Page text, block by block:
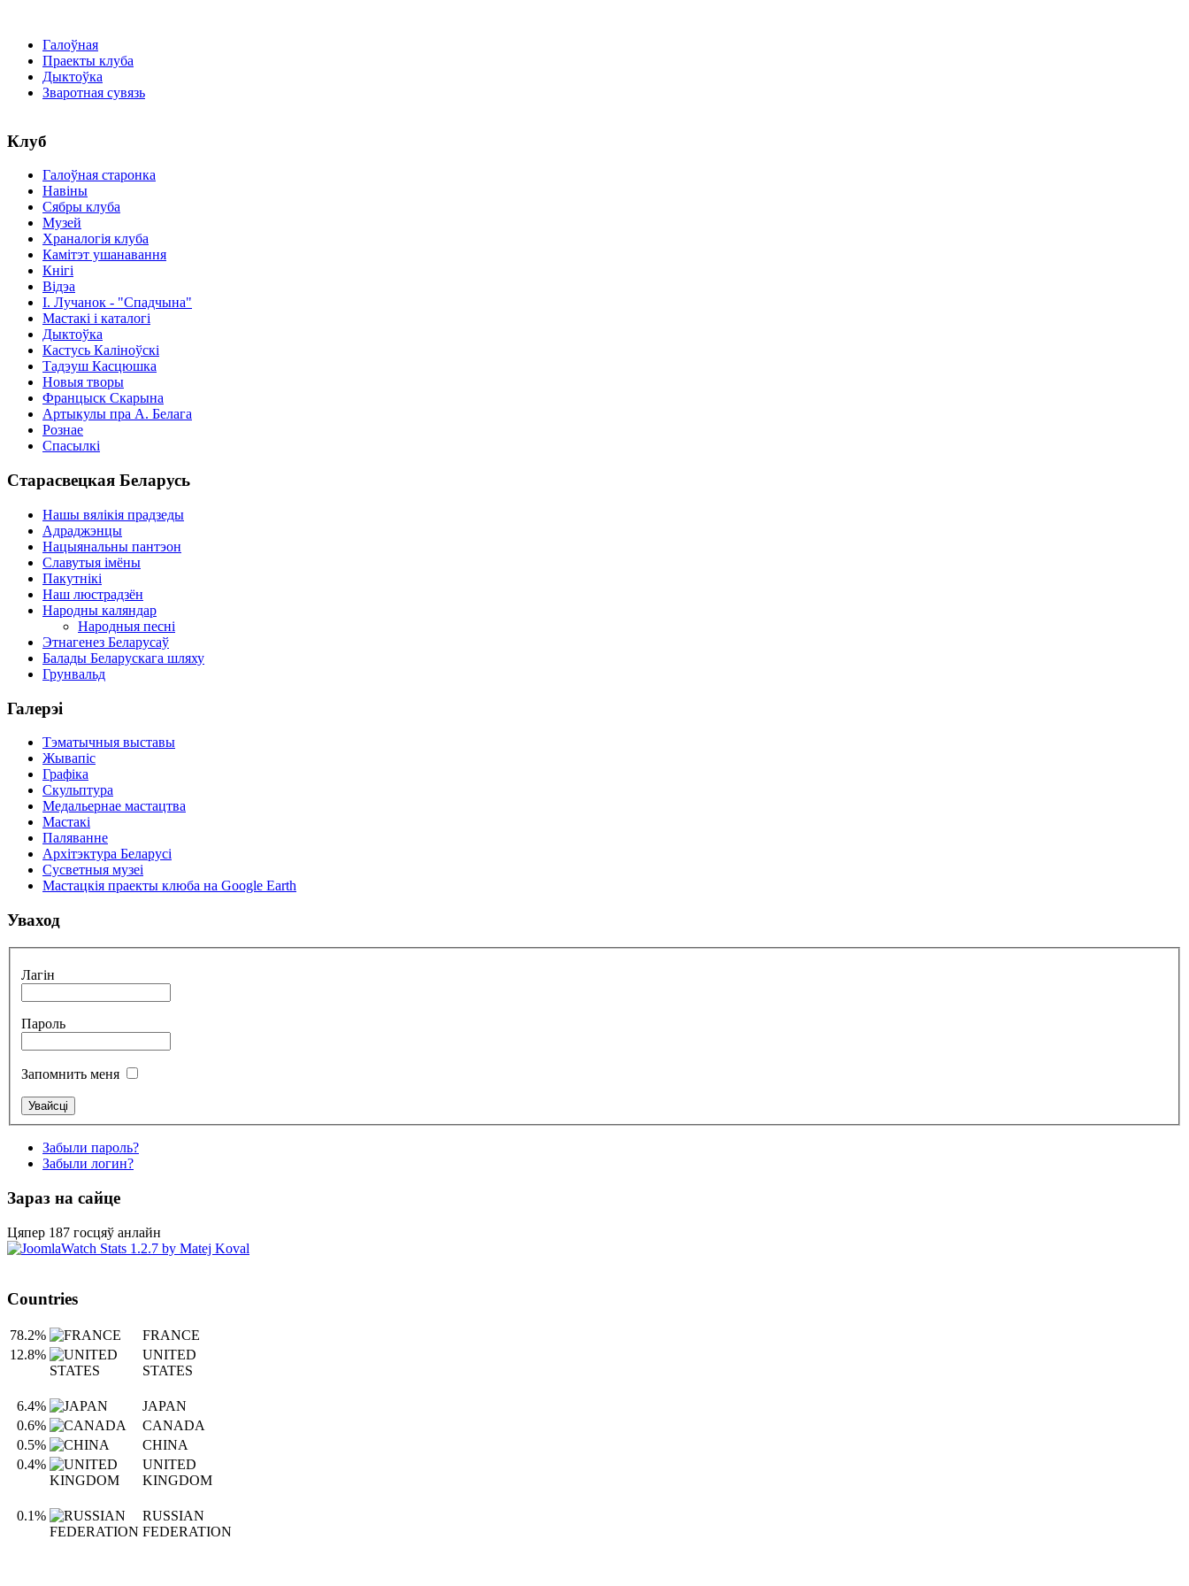
Галоўная
Праекты клуба
Дыктоўка
Зваротная сувязь
Клуб
Галоўная старонка
Навіны
Сябры клуба
Музей
Храналогія клуба
Камітэт ушанавання
Кнігі
Відэа
І. Лучанок - "Спадчына"
Мастакі i каталогi
Дыктоўка
Кастусь Каліноўскі
Тадэуш Касцюшка
Новыя творы
Францыск Скарына
Артыкулы пра А. Белага
Рознае
Спасылкі
Старасвецкая Беларусь
Нашы вялікія прадзеды
Адраджэнцы
Нацыянальны пантэон
Славутыя імёны
Пакутнікі
Наш люстрадзён
Народны каляндар
Народныя песні
Этнагенез Беларусаў
Балады Беларускага шляху
Грунвальд
Галерэі
Тэматычныя выставы
Жывапіс
Графіка
Скульптура
Медальернае мастацтва
Мастакі
Паляванне
Архітэктура Беларусі
Сусветныя музеі
Мастацкія праекты клюба на Google Earth
Уваход
Лагін
Пароль
Запомнить меня
Забыли пароль?
Забыли логин?
Зараз на сайце
Цяпер 187 госцяў анлайн
Countries
78.2%
FRANCE
12.8%
UNITED
STATES
6.4%
JAPAN
0.6%
CANADA
0.5%
CHINA
0.4%
UNITED
KINGDOM
0.1%
RUSSIAN
FEDERATION